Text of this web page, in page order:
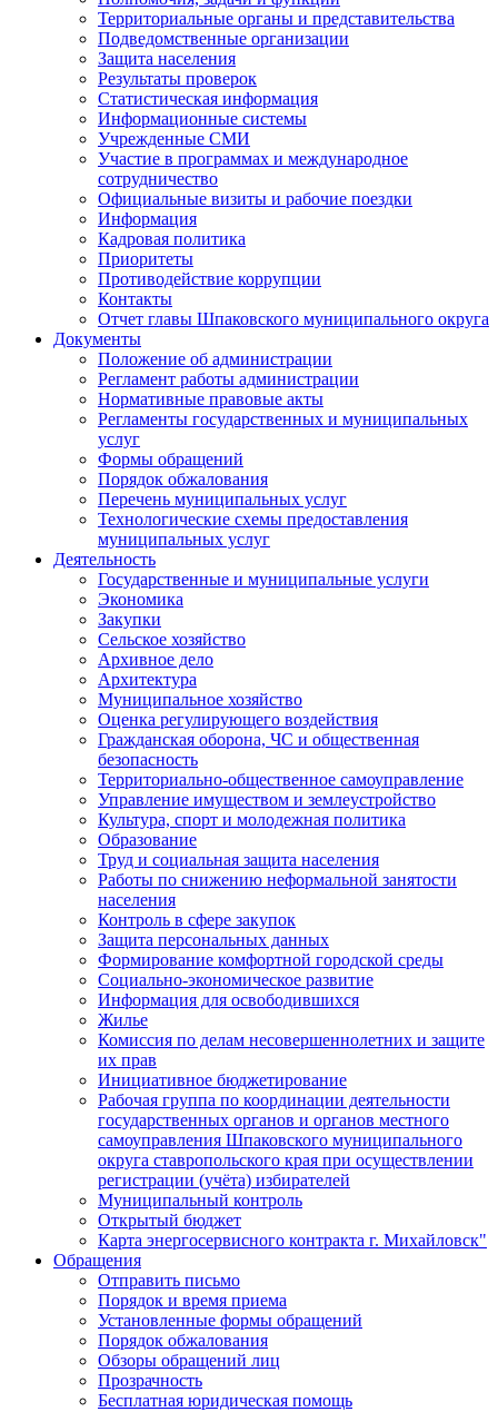
Территориальные органы и представительства
Подведомственные организации
Защита населения
Результаты проверок
Статистическая информация
Информационные системы
Учрежденные СМИ
Участие в программах и международное
сотрудничество
Официальные визиты и рабочие поездки
Информация
Кадровая политика
Приоритеты
Противодействие коррупции
Контакты
Отчет главы Шпаковского муниципального округа
Документы
Положение об администрации
Регламент работы администрации
Нормативные правовые акты
Регламенты государственных и муниципальных
услуг
Формы обращений
Порядок обжалования
Перечень муниципальных услуг
Технологические схемы предоставления
муниципальных услуг
Деятельность
Государственные и муниципальные услуги
Экономика
Закупки
Сельское хозяйство
Архивное дело
Архитектура
Муниципальное хозяйство
Оценка регулирующего воздействия
Гражданская оборона, ЧС и общественная
безопасность
Территориально-общественное самоуправление
Управление имуществом и землеустройство
Культура, спорт и молодежная политика
Образование
Труд и социальная защита населения
Работы по снижению неформальной занятости
населения
Контроль в сфере закупок
Защита персональных данных
Формирование комфортной городской среды
Социально-экономическое развитие
Информация для освободившихся
Жилье
Комиссия по делам несовершеннолетних и защите
их прав
Инициативное бюджетирование
Рабочая группа по координации деятельности
государственных органов и органов местного
самоуправления Шпаковского муниципального
округа ставропольского края при осуществлении
регистрации (учёта) избирателей
Муниципальный контроль
Открытый бюджет
Карта энергосервисного контракта г. Михайловск"
Обращения
Отправить письмо
Порядок и время приема
Установленные формы обращений
Порядок обжалования
Обзоры обращений лиц
Прозрачность
Бесплатная юридическая помощь